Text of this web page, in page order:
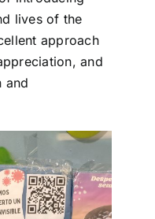
lives of the
approach
and
and